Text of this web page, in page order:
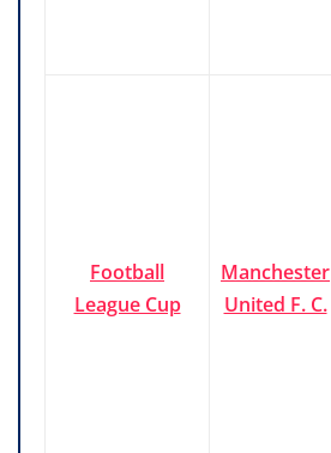
Football
League Cup
Manchester
United F. C.